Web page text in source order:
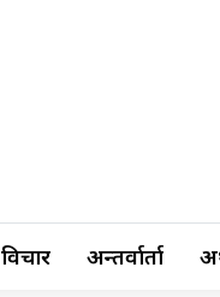
विचार अन्तर्वार्ता